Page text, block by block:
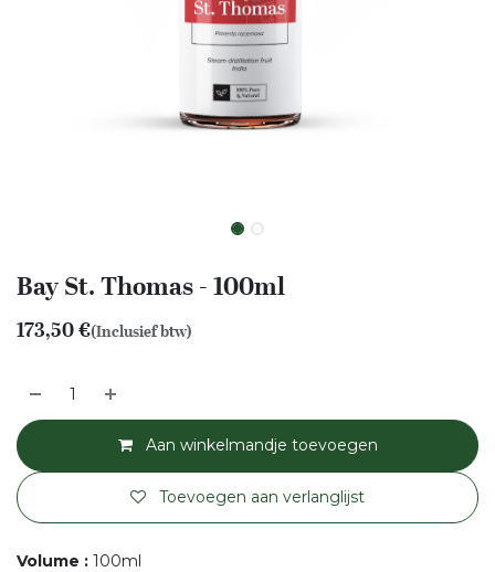
Bay St. Thomas - 100ml
173,50€(Inclusief btw)
Aan winkelmandje toevoegen
Toevoegen aan verlanglijst
Volume : 100ml